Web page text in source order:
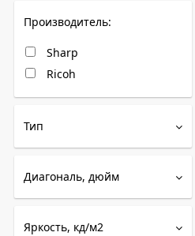
РЕГЛАМЕНТНЫЕ РАБОТЫ
ПРОФИЛАКТИКА И ТО
РАЗОВЫЕ РЕМОНТЫ
Производитель:
Sharp
Ricoh
Тип
Диагональ, дюйм
Яркость, кд/м2